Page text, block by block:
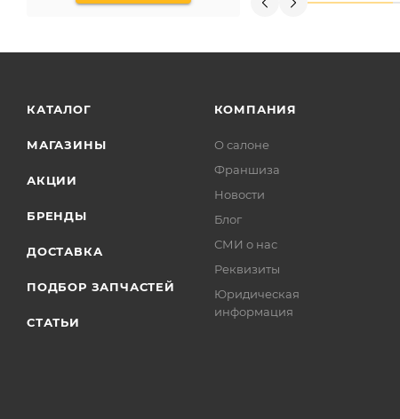
КАТАЛОГ
МАГАЗИНЫ
АКЦИИ
БРЕНДЫ
ДОСТАВКА
ПОДБОР ЗАПЧАСТЕЙ
СТАТЬИ
КОМПАНИЯ
О салоне
Франшиза
Новости
Блог
СМИ о нас
Реквизиты
Юридическая
информация